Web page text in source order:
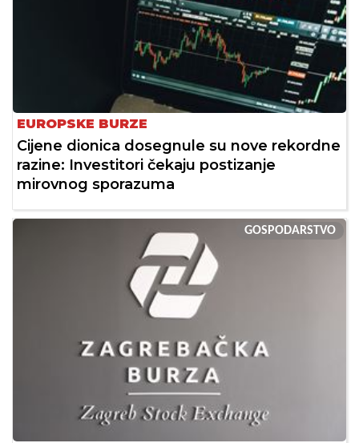
EUROPSKE BURZE
Cijene dionica dosegnule su nove rekordne
razine: Investitori čekaju postizanje
mirovnog sporazuma
GOSPODARSTVO